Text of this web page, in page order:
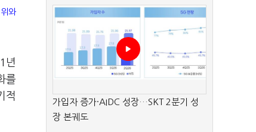
와
년
를
적
가입자 증가·AIDC 성장…SKT 2분기 성
장 본궤도